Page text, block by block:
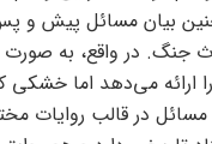
بیان مسائل پیش و
جنگ. در واقع، به
ارائه می‌دهد اما خشکی
مسائل در قالب روایات